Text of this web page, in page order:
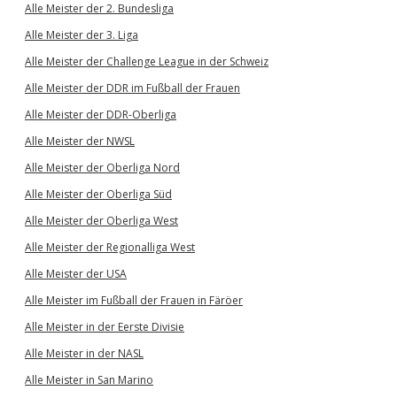
Alle Meister der 2. Bundesliga
Alle Meister der 3. Liga
Alle Meister der Challenge League in der Schweiz
Alle Meister der DDR im Fußball der Frauen
Alle Meister der DDR-Oberliga
Alle Meister der NWSL
Alle Meister der Oberliga Nord
Alle Meister der Oberliga Süd
Alle Meister der Oberliga West
Alle Meister der Regionalliga West
Alle Meister der USA
Alle Meister im Fußball der Frauen in Färöer
Alle Meister in der Eerste Divisie
Alle Meister in der NASL
Alle Meister in San Marino